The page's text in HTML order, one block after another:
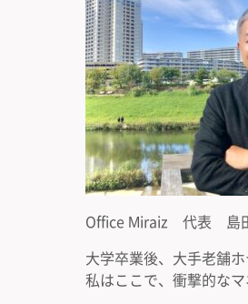
Office Miraiz 代表 島
大学卒業後、大手老舗
私はここで、衝撃的な